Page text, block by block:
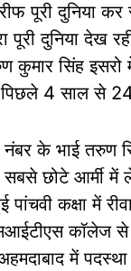
दुनिया कर
दुनिया देख
सिंह
4 साल से 24
नंबर के भाई
छोटे आर्मी में
कक्षा में
कॉलेज
में